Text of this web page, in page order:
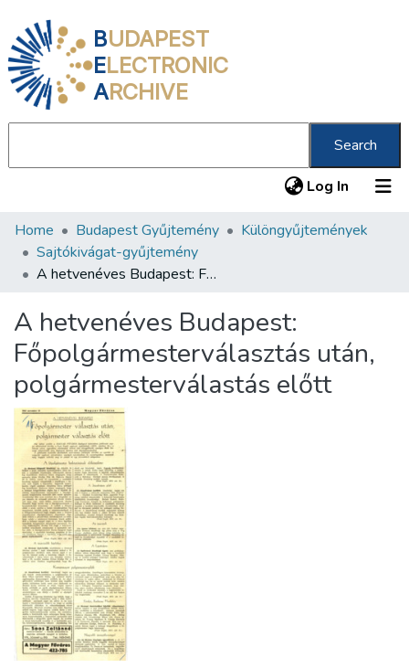
BUDAPEST
ELECTRONIC
ARCHIVE
Search
Log In (current)
Communities & Collections
All of DSpace
About us
Home Budapest Gyűjtemény
Különgyűjtemények
Sajtókivágat-gyűjtemény
A hetvenéves Budapest: Főpolgármesterválasztás után, polgármesterválastás előtt
A hetvenéves Budapest:
Főpolgármesterválasztás után,
polgármesterválastás előtt